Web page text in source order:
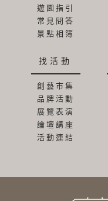
遊園指引
常見問答
景點相簿
找活動
創藝市集
品牌活動
展覽表演
論壇講座
活動連結